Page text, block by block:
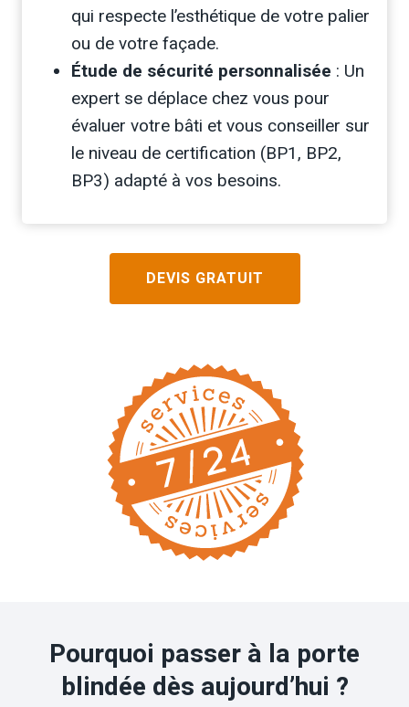
qui respecte l’esthétique de votre palier
ou de votre façade.
Étude de sécurité personnalisée : Un
expert se déplace chez vous pour
évaluer votre bâti et vous conseiller sur
le niveau de certification (BP1, BP2,
BP3) adapté à vos besoins.
DEVIS GRATUIT
Pourquoi passer à la porte
blindée dès aujourd’hui ?